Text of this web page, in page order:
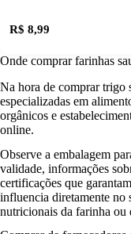
R$ 8,99
Onde comprar farinhas
Na hora de comprar trigo
especializadas em
orgânicos e
online.
Observe a embalagem
validade, informações
certificações que
influencia diretamente no
nutricionais da farinha ou